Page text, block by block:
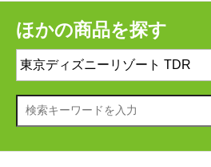
ほかの商品を探す